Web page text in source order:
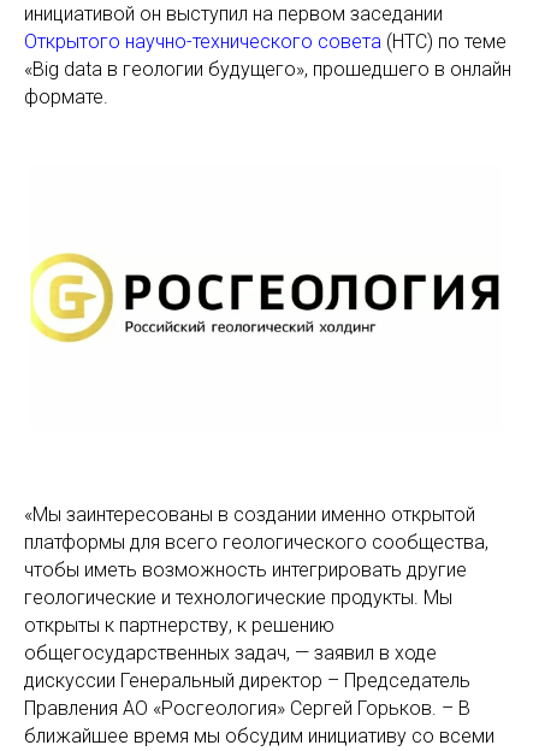
инициативой он выступил на первом заседании
Открытого научно-технического совета (НТС) по теме
«Big data в геологии будущего», прошедшего в онлайн
формате.
«Мы заинтересованы в создании именно открытой
платформы для всего геологического сообщества,
чтобы иметь возможность интегрировать другие
геологические и технологические продукты. Мы
открыты к партнерству, к решению
общегосударственных задач, — заявил в ходе
дискуссии Генеральный директор – Председатель
Правления АО «Росгеология» Сергей Горьков. – В
ближайшее время мы обсудим инициативу со всеми